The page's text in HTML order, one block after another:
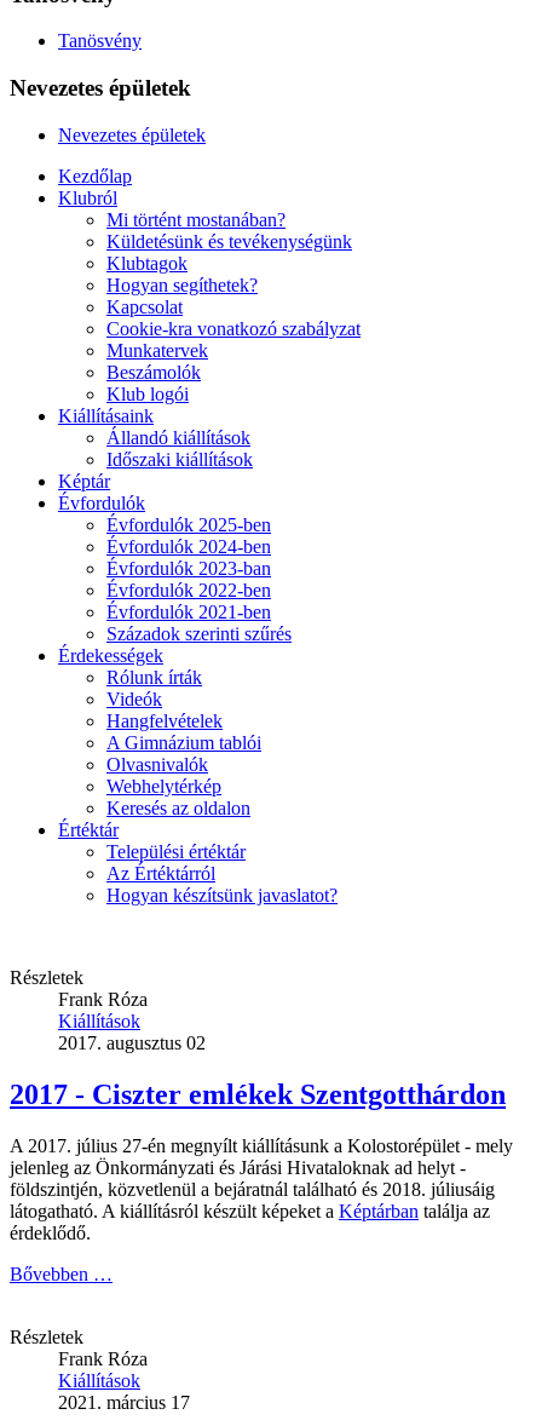
Tanösvény
Nevezetes épületek
Nevezetes épületek
Kezdőlap
Klubról
Mi történt mostanában?
Küldetésünk és tevékenységünk
Klubtagok
Hogyan segíthetek?
Kapcsolat
Cookie-kra vonatkozó szabályzat
Munkatervek
Beszámolók
Klub logói
Kiállításaink
Állandó kiállítások
Időszaki kiállítások
Képtár
Évfordulók
Évfordulók 2025-ben
Évfordulók 2024-ben
Évfordulók 2023-ban
Évfordulók 2022-ben
Évfordulók 2021-ben
Századok szerinti szűrés
Érdekességek
Rólunk írták
Videók
Hangfelvételek
A Gimnázium tablói
Olvasnivalók
Webhelytérkép
Keresés az oldalon
Értéktár
Települési értéktár
Az Értéktárról
Hogyan készítsünk javaslatot?
Részletek
Frank Róza
Kiállítások
2017. augusztus 02
2017 - Ciszter emlékek Szentgotthárdon
A 2017. július 27-én megnyílt kiállításunk a Kolostorépület - mely
jelenleg az Önkormányzati és Járási Hivataloknak ad helyt -
földszintjén, közvetlenül a bejáratnál található és 2018. júliusáig
látogatható. A kiállításról készült képeket a Képtárban találja az
érdeklődő.
Bővebben …
Részletek
Frank Róza
Kiállítások
2021. március 17